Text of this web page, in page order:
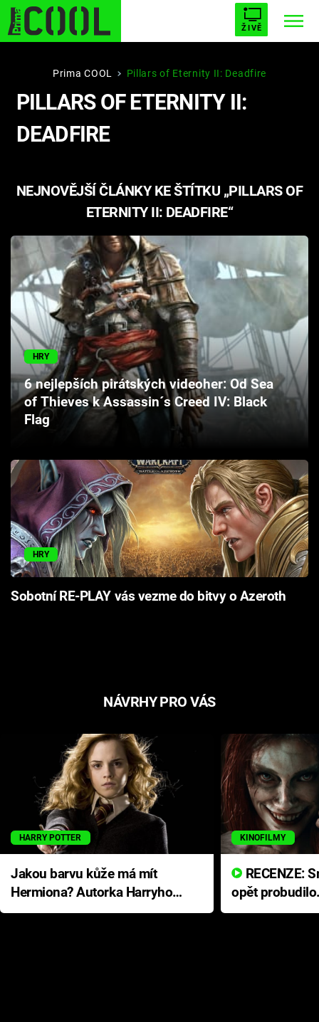
ŽIVĚ
STARHOUSE BUFFY, PŘEMOŽITELKA UPÍRŮ
ESCAPE PLNEJ KOTEL AVENGERS 5
Témata
Seriály
Hry
Cool Esport
Pořady
TV Program
Přihlášení
Sledujte nás
Prima COOL Pillars of Eternity II: Deadfire
PILLARS OF ETERNITY II:
DEADFIRE
NEJNOVĚJŠÍ ČLÁNKY KE ŠTÍTKU „PILLARS OF
ETERNITY II: DEADFIRE“
HRY
6 nejlepších pirátských videoher: Od Sea
of Thieves k Assassin´s Creed IV: Black
Flag
HRY
Sobotní RE-PLAY vás vezme do bitvy o Azeroth
NÁVRHY PRO VÁS
HARRY POTTER
Jakou barvu kůže má mít
Hermiona? Autorka Harryho
Pottera přišla s ráznou
KINOFILMY
opět
přichází s